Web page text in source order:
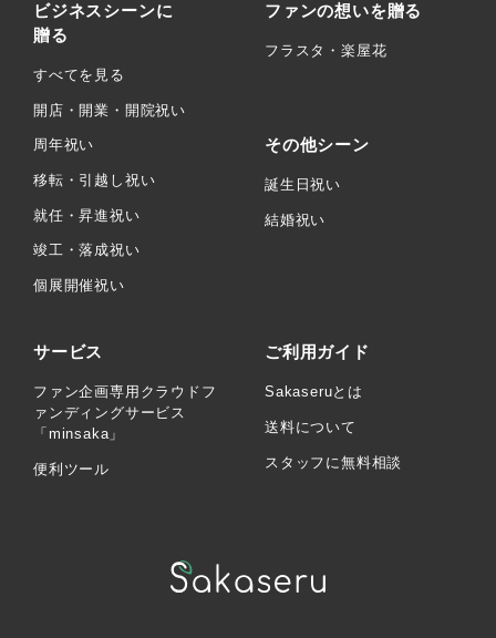
ビジネスシーンに
贈る
すべてを見る
開店・開業・開院祝い
周年祝い
移転・引越し祝い
就任・昇進祝い
竣工・落成祝い
個展開催祝い
ファンの想いを贈る
フラスタ・楽屋花
その他シーン
誕生日祝い
結婚祝い
サービス
ファン企画専用クラウドフ
ァンディングサービス
「minsaka」
便利ツール
ご利用ガイド
Sakaseruとは
送料について
スタッフに無料相談